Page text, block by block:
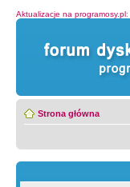
Aktualizacje na programosy.pl:
Strona główna